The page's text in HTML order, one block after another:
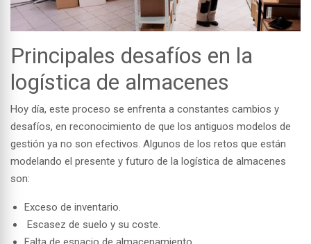
Principales desafíos en la
logística de almacenes
Hoy día, este proceso se enfrenta a constantes cambios y
desafíos, en reconocimiento de que los antiguos modelos de
gestión ya no son efectivos. Algunos de los retos que están
modelando el presente y futuro de la logística de almacenes
son:
Exceso de inventario.
Escasez de suelo y su coste.